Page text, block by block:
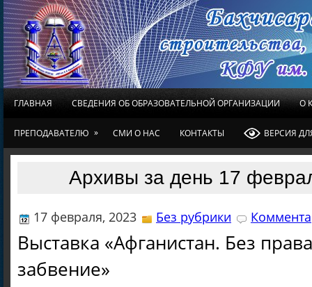
ГЛАВНАЯ СВЕДЕНИЯ ОБ ОБРАЗОВАТЕЛЬНОЙ ОРГАНИЗАЦИИ О
ПРЕПОДАВАТЕЛЮ » СМИ О НАС КОНТАКТЫ ВЕРСИЯ
Архивы за день 17
17 февраля, 2023 Без рубрики
Выставка «Афганистан. Без
забвение»